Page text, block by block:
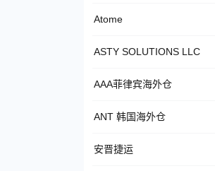
Atome
ASTY SOLUTIONS LLC
AAA菲律宾海外仓
ANT 韩国海外仓
安晋捷运